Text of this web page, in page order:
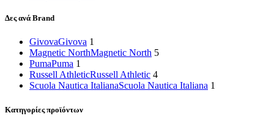
Δες ανά Brand
GivovaGivova 1
Magnetic NorthMagnetic North 5
PumaPuma 1
Russell AthleticRussell Athletic 4
Scuola Nautica ItalianaScuola Nautica Italiana 1
Κατηγορίες προϊόντων